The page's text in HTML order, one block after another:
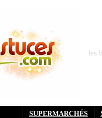
les
SUPERMARCHÉS